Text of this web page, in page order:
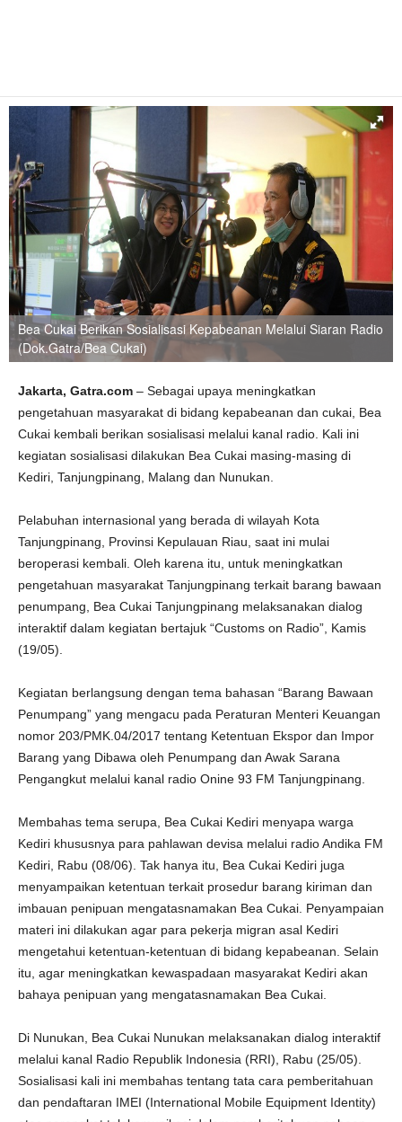
Bea Cukai Berikan Sosialisasi Kepabeanan Melalui Siaran Radio
(Dok.Gatra/Bea Cukai)
Jakarta, Gatra.com – Sebagai upaya meningkatkan
pengetahuan masyarakat di bidang kepabeanan dan cukai, Bea
Cukai kembali berikan sosialisasi melalui kanal radio. Kali ini
kegiatan sosialisasi dilakukan Bea Cukai masing-masing di
Kediri, Tanjungpinang, Malang dan Nunukan.
Pelabuhan internasional yang berada di wilayah Kota
Tanjungpinang, Provinsi Kepulauan Riau, saat ini mulai
beroperasi kembali. Oleh karena itu, untuk meningkatkan
pengetahuan masyarakat Tanjungpinang terkait barang bawaan
penumpang, Bea Cukai Tanjungpinang melaksanakan dialog
interaktif dalam kegiatan bertajuk “Customs on Radio”, Kamis
(19/05).
Kegiatan berlangsung dengan tema bahasan “Barang Bawaan
Penumpang” yang mengacu pada Peraturan Menteri Keuangan
nomor 203/PMK.04/2017 tentang Ketentuan Ekspor dan Impor
Barang yang Dibawa oleh Penumpang dan Awak Sarana
Pengangkut melalui kanal radio Onine 93 FM Tanjungpinang.
Membahas tema serupa, Bea Cukai Kediri menyapa warga
Kediri khususnya para pahlawan devisa melalui radio Andika FM
Kediri, Rabu (08/06). Tak hanya itu, Bea Cukai Kediri juga
menyampaikan ketentuan terkait prosedur barang kiriman dan
imbauan penipuan mengatasnamakan Bea Cukai. Penyampaian
materi ini dilakukan agar para pekerja migran asal Kediri
mengetahui ketentuan-ketentuan di bidang kepabeanan. Selain
itu, agar meningkatkan kewaspadaan masyarakat Kediri akan
bahaya penipuan yang mengatasnamakan Bea Cukai.
Di Nunukan, Bea Cukai Nunukan melaksanakan dialog interaktif
melalui kanal Radio Republik Indonesia (RRI), Rabu (25/05).
Sosialisasi kali ini membahas tentang tata cara pemberitahuan
dan pendaftaran IMEI (International Mobile Equipment Identity)